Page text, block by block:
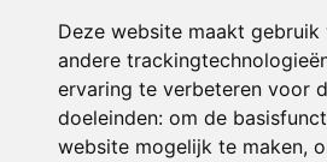
Deze website maakt gebruik
andere
ervaring te verbeteren voor
doeleinden: om de
website mogelijk te maken,